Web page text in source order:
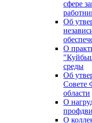
сфере
Об
О
среды
Об
Совете
области
О
О